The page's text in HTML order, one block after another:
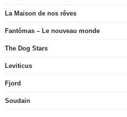
La Maison de nos rêves
Fantômas – Le nouveau monde
The Dog Stars
Leviticus
Fjord
Soudain